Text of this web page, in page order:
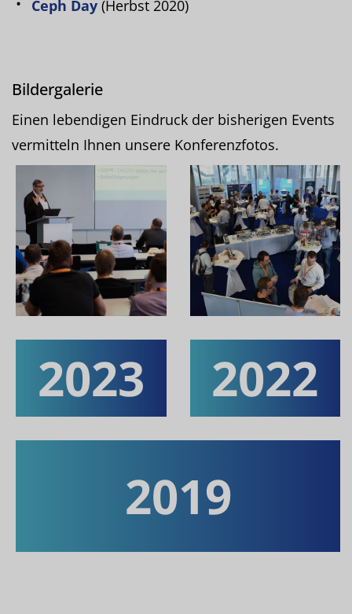
Ceph Day (Herbst 2020)
Bildergalerie
Einen lebendigen Eindruck der bisherigen Events
vermitteln Ihnen unsere Konferenzfotos.
2023
2022
2019